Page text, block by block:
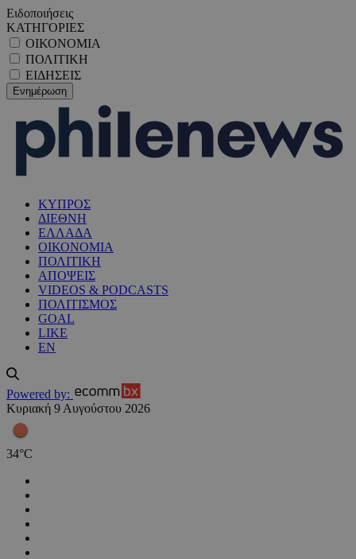
Ειδοποιήσεις
ΚΑΤΗΓΟΡΙΕΣ
ΟΙΚΟΝΟΜΙΑ
ΠΟΛΙΤΙΚΗ
ΕΙΔΗΣΕΙΣ
ΚΥΠΡΟΣ
ΔΙΕΘΝΗ
ΕΛΛΑΔΑ
ΟΙΚΟΝΟΜΙΑ
ΠΟΛΙΤΙΚΗ
ΑΠΟΨΕΙΣ
VIDEOS & PODCASTS
ΠΟΛΙΤΙΣΜΟΣ
GOAL
LIKE
EN
Powered by:
Κυριακή 9 Αυγούστου 2026
34°C